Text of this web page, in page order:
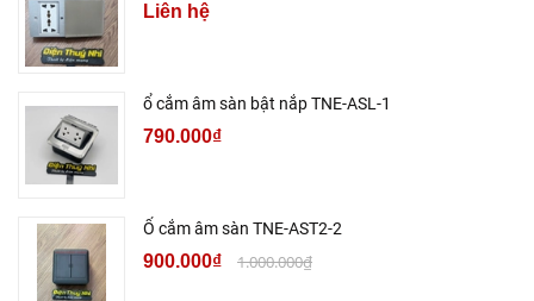
Liên hệ
ổ cắm âm sàn bật nắp TNE-ASL-1
790.000₫
Ổ cắm âm sàn TNE-AST2-2
900.000₫ 1.000.000₫